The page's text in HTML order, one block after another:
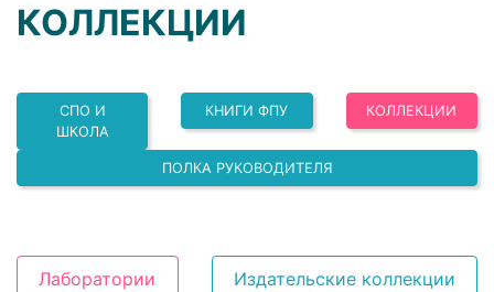
КОЛЛЕКЦИИ
СПО И
ШКОЛА
КНИГИ ФПУ КОЛЛЕКЦИИ
ПОЛКА РУКОВОДИТЕЛЯ
Лаборатории Издательские коллекции